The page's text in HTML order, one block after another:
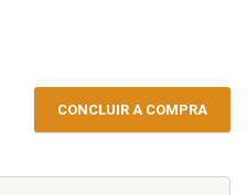
CONCLUIR A COMPRA